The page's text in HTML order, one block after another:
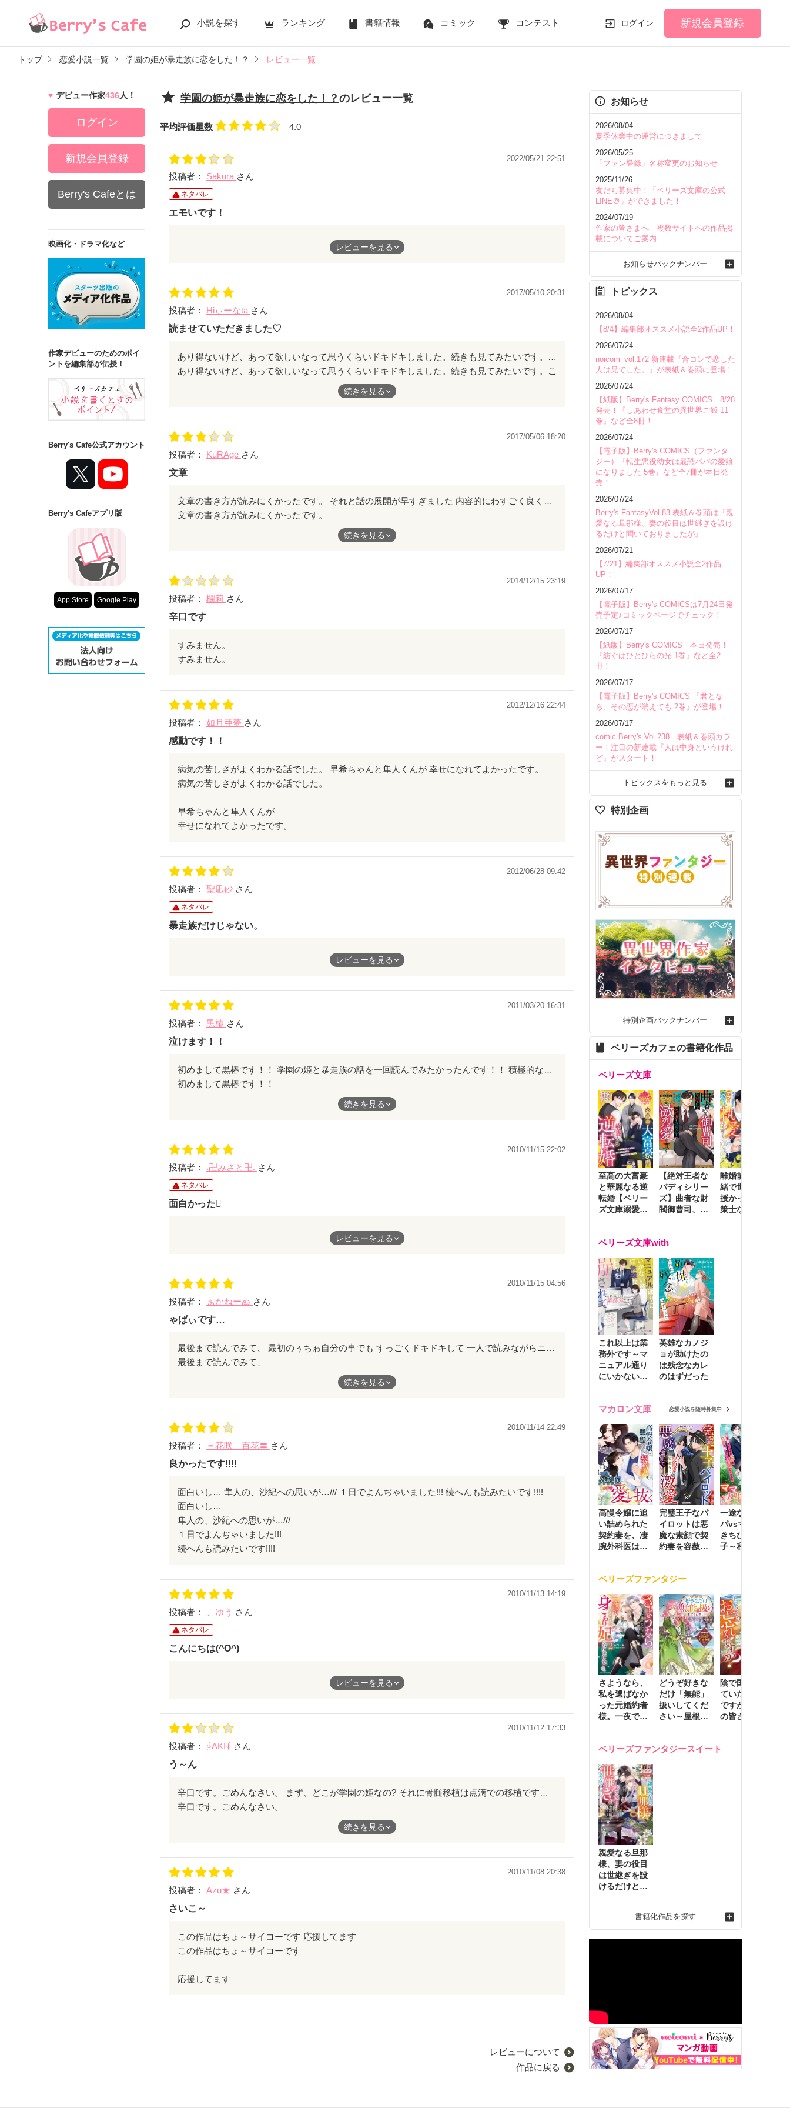
小説を探す ランキング 書籍情報 コミック コンテスト ログイン 新規会員登録
トップ 恋愛小説一覧 学園の姫が暴走族に恋をした！？ レビュー一覧
学園の姫が暴走族に恋をした！？ のレビュー一覧
平均評価星数 4.0
2022/05/21 22:51
投稿者： Sakura さん
ネタバレ
エモいです！
「学園の姫が暴走族に恋をした！？」とても面白かったです。
この物語は自分の中でとてもエモく感じました！
これからの作品制作も頑張ってください。
レビューを見る
2017/05/10 20:31
投稿者： Hiぃーなta さん
読ませていただきました♡
あり得ないけど、あって欲しいなって思うくらいドキドキしました。続きも見てみたいです。これからも素敵な小説書いて下さい！応援してます。
あり得ないけど、あって欲しいなって思うくらいドキドキしました。続きも見てみたいです。こ
れからも素敵な小説書いて下さい！応援してます。
続きを見る
2017/05/06 18:20
投稿者： KuRAge さん
文章
文章の書き方が読みにくかったです。 それと話の展開が早すぎました 内容的にわすごく良くて いい作品でした( ˊᵕˋ )
文章の書き方が読みにくかったです。
いい作品でした( ˊᵕˋ )
続きを見る
2014/12/15 23:19
投稿者： 欄莉 さん
辛口です
すみません。
すみません。
2012/12/16 22:44
投稿者： 如月亜夢 さん
感動です！！
病気の苦しさがよくわかる話でした。 早希ちゃんと隼人くんが 幸せになれてよかったです。
病気の苦しさがよくわかる話でした。
早希ちゃんと隼人くんが
幸せになれてよかったです。
2012/06/28 09:42
投稿者： 聖凪砂 さん
ネタバレ
暴走族だけじゃない。
ただの暴走族とのラブストーリーではなく、病気を入れたストーリーに少し新鮮感を味わいまし
レビューを見る
2011/03/20 16:31
投稿者： 黒椿 さん
泣けます！！
初めまして黒椿です！！ 学園の姫と暴走族の話を一回読んでみたかったんです！！ 積極的な暴走族さんと鈍感な姫が私は大好きです 新作楽しみにしてます
初めまして黒椿です！！
学園の姫と暴走族の話を一回読んでみたかったんです！！
積極的な暴走族さんと鈍感な姫が私は大好きです
続きを見る
2010/11/15 22:02
投稿者： .卍みさと卍. さん
ネタバレ
面白かった
いい彼氏ですよね
めっちゃ憧れますね
続編もすっごく楽しみにしてます
レビューを見る
2010/11/15 04:56
投稿者： ぁかねーぬ さん
ゃばぃです…
最後まで読んでみて、 最初のぅちゎ自分の事でも すっごくドキドキして 一人で読みながらニヤけ てぃましたけど、 病気だとわかってから どんどん切なくなって 最後の骨髄移植するって 決心する所らへんゎ本当に 切なくて泣けました！ 今さっき読み終わったん ですけど今も涙が止まんないです これからもたくさん 胸キュンできる話とか 泣ける話とかいろんな小説 書いてくださぁぃ(*^ω^*)★ 応援してますっ！
最後まで読んでみて、
病気だとわかってから
どんどん切なくなって
最後の骨髄移植するって
切なくて泣けました！
今さっき読み終わったん
ですけど今も涙が止まんないです
これからもたくさん
胸キュンできる話とか
応援してますっ！
続きを見る
2010/11/14 22:49
投稿者： ＝花咲 百花〓 さん
良かったです!!!!
面白いし… 隼人の、沙紀への思いが…/// １日でよんぢゃいました!!! 続へんも読みたいです!!!!
面白いし…
隼人の、沙紀への思いが…///
１日でよんぢゃいました!!!
続へんも読みたいです!!!!
2010/11/13 14:19
投稿者： 、ゆう さん
ネタバレ
こんにちは(^O^)
隼人くんかっこよすぎでした//
隼人くんの一言一言にきゅんきゅんです←
続編も読ませてもらいます(^O^)
レビューを見る
2010/11/12 17:33
投稿者： ∮ΑΚΙ∮ さん
う～ん
辛口です。ごめんなさい。 まず、どこが学園の姫なの? それに骨髄移植は点滴での移植ですよね？ 手術室ではなく、無菌室じゃないでしょうか。 これから頑張って下さい。
辛口です。ごめんなさい。
それに骨髄移植は点滴での移植ですよね？
これから頑張って下さい。
続きを見る
2010/11/08 20:38
投稿者： Azu★ さん
さいこ～
この作品はちょ～サイコーです 応援してます
この作品はちょ～サイコーです
応援してます
レビューについて
作品に戻る
デビュー作家436人！
ログイン
新規会員登録
Berry's Cafeとは
映画化・ドラマ化など
作家デビューのためのポイ
ントを編集部が伝授！
Berry's Cafe公式アカウント
Berry's Cafeアプリ版
App Store Google Play
お知らせ
2026/08/04
夏季休業中の運営につきまして
2026/05/25
「ファン登録」名称変更のお知らせ
2025/11/26
友だち募集中！「ベリーズ文庫の公式
LINE＠」ができました！
2024/07/19
作家の皆さまへ 複数サイトへの作品掲
載についてご案内
お知らせバックナンバー
トピックス
2026/08/04
【8/4】編集部オススメ小説全2作品UP！
2026/07/24
noicomi vol.172 新連載『合コンで恋した
人は兄でした。』が表紙＆巻頭に登場！
2026/07/24
【紙版】Berry's Fantasy COMICS 8/28
発売！『しあわせ食堂の異世界ご飯 11
巻』など全8冊！
2026/07/24
【電子版】Berry's COMICS（ファンタ
ジー）『転生悪役幼女は最恐パパの愛娘
になりました 5巻』など全7冊が本日発
売！
2026/07/24
Berry's FantasyVol.83 表紙＆巻頭は『親
愛なる旦那様、妻の役目は世継ぎを設け
るだけと聞いておりましたが』
2026/07/21
【7/21】編集部オススメ小説全2作品
UP！
2026/07/17
【電子版】Berry's COMICSは7月24日発
売予定♪コミックページでチェック！
2026/07/17
【紙版】Berry's COMICS 本日発売！
『紡ぐはひとひらの光 1巻』など全2
冊！
2026/07/17
【電子版】Berry's COMICS 『君とな
ら、その恋が消えても 2巻』が登場！
2026/07/17
comic Berry's Vol.238 表紙＆巻頭カラ
ー！注目の新連載『人は中身というけれ
ど』がスタート！
トピックスをもっと見る
特別企画
特別企画バックナンバー
ベリーズカフェの書籍化作品
ベリーズ文庫
至高の大富豪
と華麗なる逆
転婚【ベリー
ズ文庫溺愛ア
【絶対王者な
バディシリー
ズ】曲者な財
閥御曹司、笑
激烈愛で貫く
離婚前夜に内
緒で世継ぎを
授かったら～
策士な御曹司
ベリーズ文庫with
これ以上は業
務外です～マ
ニュアル通り
にいかない彼
英雄なカノジ
ョが助けたの
は残念なカレ
のはずだった
マカロン文庫 恋愛小説を随時募集中
高慢令嬢に追
い詰められた
契約妻を、凄
腕外科医はこ
完璧王子なパ
イロットは悪
魔な素顔で契
約妻を容赦な
一途な社長パ
パvsママ大好
きちびっこ息
子～私を捨て
ベリーズファンタジー
さようなら、
私を選ばなか
った元婚約者
様。一夜で大
ました２
どうぞ好きな
だけ「無能」
扱いしてくだ
さい～屋根裏
動かす万能令
陰で国を支え
ていたのは私
ですが、王家
の皆さんお忘
れ才女の辺境
ベリーズファンタジースイート
親愛なる旦那
様、妻の役目
は世継ぎを設
けるだけと聞
れ才女の幸せ
な結婚～2
書籍化作品を探す